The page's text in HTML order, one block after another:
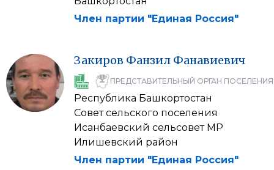
Член партии "Единая Россия"
Закиров Фанзил Фанавиевич
ПРЕДСТАВИТЕЛЬНЫЙ ОРГАН ПОСЕЛЕНИЯ
Республика Башкортостан
Совет сельского поселения
Исанбаевский сельсовет МР
Илишевский район
Член партии "Единая Россия"